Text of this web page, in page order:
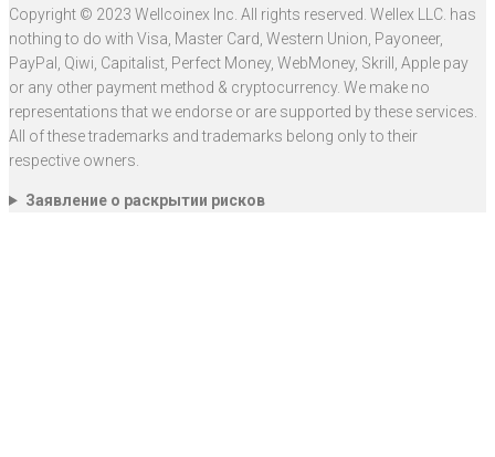
Copyright © 2023 Wellcoinex Inc. All rights reserved. Wellex LLC. has
nothing to do with Visa, Master Card, Western Union, Payoneer,
PayPal, Qiwi, Capitalist, Perfect Money, WebMoney, Skrill, Apple pay
or any other payment method & cryptocurrency. We make no
representations that we endorse or are supported by these services.
All of these trademarks and trademarks belong only to their
respective owners.
Заявление о раскрытии рисков